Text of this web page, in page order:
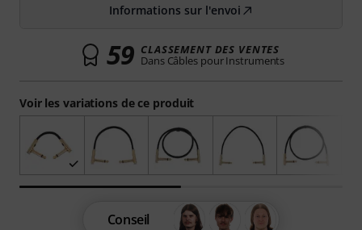
Voir les variations de ce produit
Informations sur l'envoi
59 CLASSEMENT DES VENTES
Dans Câbles pour Instruments
Conseil